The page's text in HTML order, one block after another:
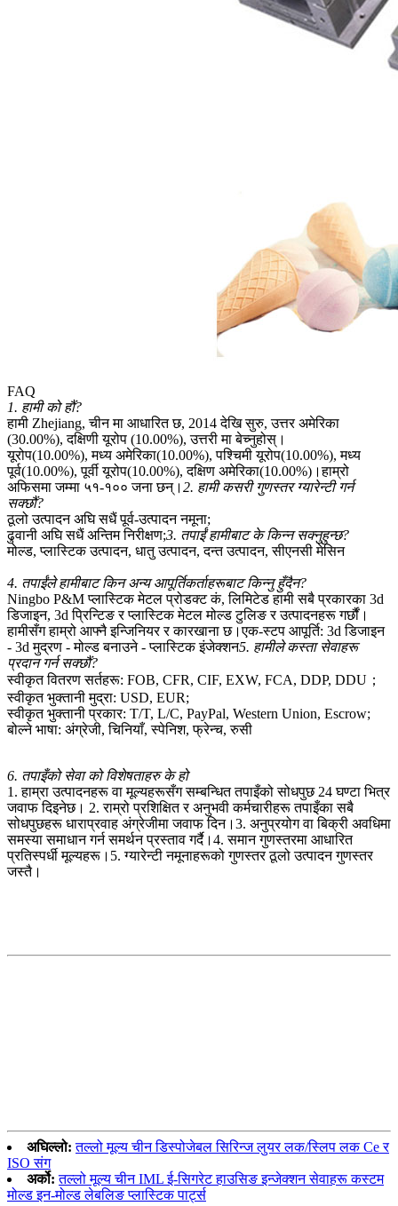
FAQ
1. हामी को हौं?
हामी Zhejiang, चीन मा आधारित छ, 2014 देखि सुरु, उत्तर अमेरिका
(30.00%), दक्षिणी यूरोप (10.00%), उत्तरी मा बेच्नुहोस्।
यूरोप(10.00%), मध्य अमेरिका(10.00%), पश्चिमी यूरोप(10.00%), मध्य
पूर्व(10.00%), पूर्वी यूरोप(10.00%), दक्षिण अमेरिका(10.00%)।हाम्रो
अफिसमा जम्मा ५१-१०० जना छन्। 2. हामी कसरी गुणस्तर ग्यारेन्टी गर्न
सक्छौं?
ठूलो उत्पादन अघि सधैं पूर्व-उत्पादन नमूना;
ढुवानी अघि सधैं अन्तिम निरीक्षण;3. तपाईं हामीबाट के किन्न सक्नुहुन्छ?
मोल्ड, प्लास्टिक उत्पादन, धातु उत्पादन, दन्त उत्पादन, सीएनसी मेसिन
4. तपाईंले हामीबाट किन अन्य आपूर्तिकर्ताहरूबाट किन्नु हुँदैन?
Ningbo P&M प्लास्टिक मेटल प्रोडक्ट कं, लिमिटेड हामी सबै प्रकारका 3d
डिजाइन, 3d प्रिन्टिङ र प्लास्टिक मेटल मोल्ड टुलिङ र उत्पादनहरू गर्छौं।
हामीसँग हाम्रो आफ्नै इन्जिनियर र कारखाना छ।एक-स्टप आपूर्ति: 3d डिजाइन
- 3d मुद्रण - मोल्ड बनाउने - प्लास्टिक इंजेक्शन5. हामीले कस्ता सेवाहरू
प्रदान गर्न सक्छौं?
स्वीकृत वितरण सर्तहरू: FOB, CFR, CIF, EXW, FCA, DDP, DDU；
स्वीकृत भुक्तानी मुद्रा: USD, EUR;
स्वीकृत भुक्तानी प्रकार: T/T, L/C, PayPal, Western Union, Escrow;
बोल्ने भाषा: अंग्रेजी, चिनियाँ, स्पेनिश, फ्रेन्च, रुसी
6. तपाइँको सेवा को विशेषताहरु के हो
1. हाम्रा उत्पादनहरू वा मूल्यहरूसँग सम्बन्धित तपाइँको सोधपुछ 24 घण्टा भित्र
जवाफ दिइनेछ। 2. राम्रो प्रशिक्षित र अनुभवी कर्मचारीहरू तपाइँका सबै
सोधपुछहरू धाराप्रवाह अंग्रेजीमा जवाफ दिन।3. अनुप्रयोग वा बिक्री अवधिमा
समस्या समाधान गर्न समर्थन प्रस्ताव गर्दै।4. समान गुणस्तरमा आधारित
प्रतिस्पर्धी मूल्यहरू।5. ग्यारेन्टी नमूनाहरूको गुणस्तर ठूलो उत्पादन गुणस्तर
जस्तै।
अघिल्लो: तल्लो मूल्य चीन डिस्पोजेबल सिरिन्ज लुयर लक/स्लिप लक Ce र
ISO संग
अर्को: तल्लो मूल्य चीन IML ई-सिगरेट हाउसिङ इन्जेक्शन सेवाहरू कस्टम
मोल्ड इन-मोल्ड लेबलिङ प्लास्टिक पार्ट्स